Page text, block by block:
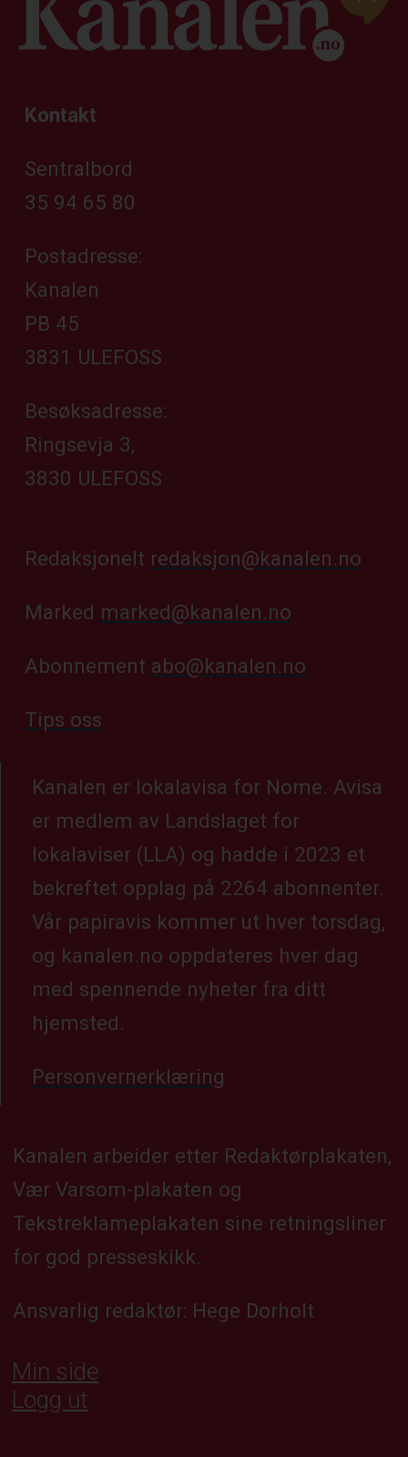
Kontakt
Sentralbord
35 94 65 80
Postadresse:
Kanalen
PB 45
3831 ULEFOSS
Besøksadresse:
Ringsevja 3,
3830 ULEFOSS
Redaksjonelt redaksjon@kanalen.no
Marked marked@kanalen.no
Abonnement abo@kanalen.no
Tips oss
Kanalen er lokalavisa for Nome. Avisa
er medlem av Landslaget for
lokalaviser (LLA) og hadde i 2023 et
bekreftet opplag på 2264 abonnenter.
Vår papiravis kommer ut hver torsdag,
og kanalen.no oppdateres hver dag
med spennende nyheter fra ditt
hjemsted.
Personvernerklæring
Kanalen arbeider etter Redaktørplakaten,
Vær Varsom-plakaten og
Tekstreklameplakaten sine retningsliner
for god presseskikk.
Ansvarlig redaktør: Hege Dorholt
Min side
Logg ut